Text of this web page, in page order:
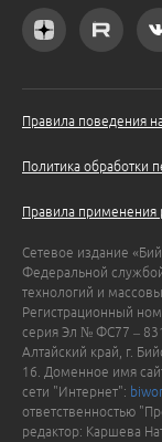
Правила поведения
Политика обработки
Правила применения
Сетевое издание
Федеральной
технологий и
Регистрационный
серия Эл № ФС77 –
Алтайский край, г.
16. Доменное имя
сети "Интернет":
ответственностью
редактор: Каршева